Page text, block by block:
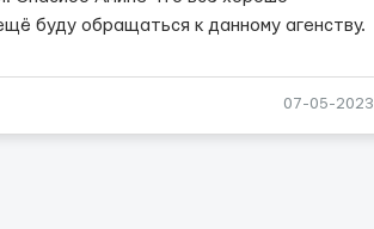
буду обращаться к данному агенству.
07-05-2023